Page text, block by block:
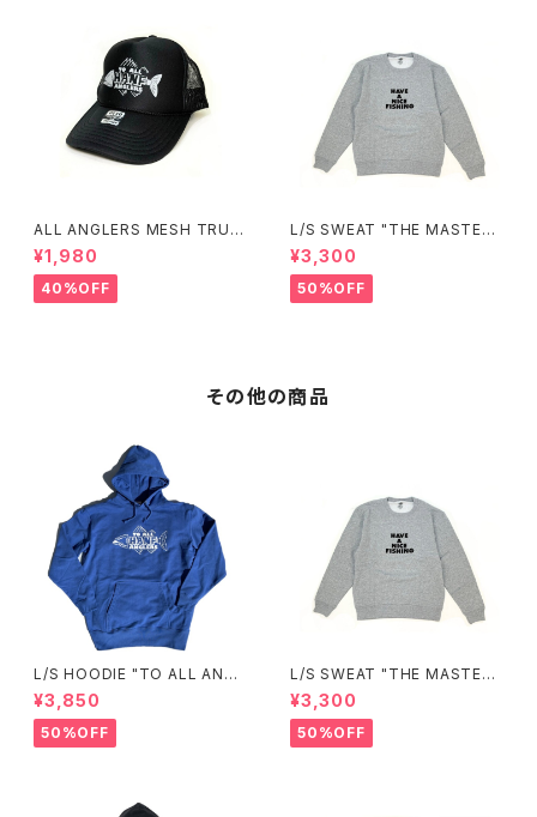
ALL ANGLERS MESH TRUC
KER CAP(BLACK)
¥1,980
40%OFF
L/S SWEAT "THE MASTER"
(GRAY)
¥3,300
50%OFF
その他の商品
L/S HOODIE "TO ALL ANGL
ERS"(ROYAL BLUE)
¥3,850
50%OFF
L/S SWEAT "THE MASTER"
(GRAY)
¥3,300
50%OFF